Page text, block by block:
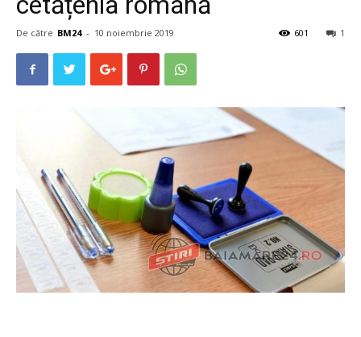
De către BM24 - 10 noiembrie 2019 1
601